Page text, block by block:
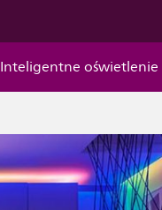
Inteligentne oświetlenie